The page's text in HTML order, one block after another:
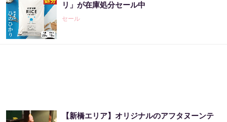
リ」が在庫処分セール中
セール
【新橋エリア】オリジナルのアフタヌーンテ